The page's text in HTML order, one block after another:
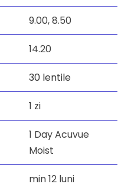
9.00,8.50
14.20
30 lentile
1 zi
1 Day Acuvue
Moist
min 12 luni